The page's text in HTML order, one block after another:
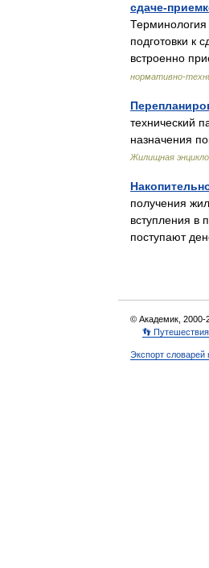
сдаче-
подготовки к
встроенно
нормативно-
технический
назначения
Жилищная
получения
вступления в
поступают
© Академик, 2000-
👣 Путешествия
Экспорт словарей